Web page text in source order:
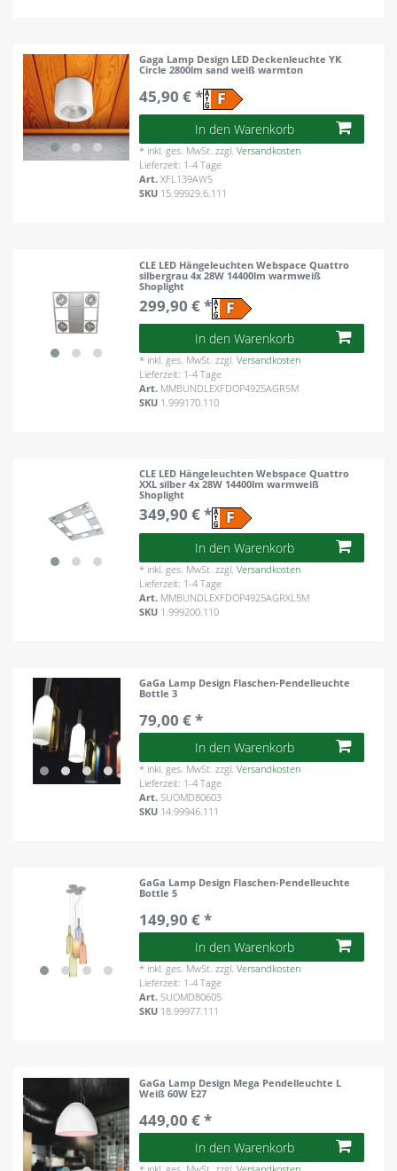
Gaga Lamp Design LED Deckenleuchte YK
Circle 2800lm sand weiß warmton
45,90 € *
In den Warenkorb
* inkl. ges. MwSt. zzgl.Versandkosten
Lieferzeit: 1-4 Tage
Art.XFL139AWS
SKU 15.99929.6.111
CLE LED Hängeleuchten Webspace Quattro
silbergrau 4x 28W 14400lm warmweiß
Shoplight
299,90 € *
In den Warenkorb
* inkl. ges. MwSt. zzgl.Versandkosten
Lieferzeit: 1-4 Tage
Art. MMBUNDLEXFDOP4925AGR5M
SKU 1.999170.110
CLE LED Hängeleuchten Webspace Quattro
XXL silber 4x 28W 14400lm warmweiß
Shoplight
349,90 € *
In den Warenkorb
* inkl. ges. MwSt. zzgl.Versandkosten
Lieferzeit: 1-4 Tage
Art. MMBUNDLEXFDOP4925AGRXL5M
SKU 1.999200.110
GaGa Lamp Design Flaschen-Pendelleuchte
Bottle 3
79,00 € *
In den Warenkorb
* inkl. ges. MwSt. zzgl.Versandkosten
Lieferzeit: 1-4 Tage
Art.SUOMD80603
SKU 14.99946.111
GaGa Lamp Design Flaschen-Pendelleuchte
Bottle 5
149,90 € *
In den Warenkorb
* inkl. ges. MwSt. zzgl.Versandkosten
Lieferzeit: 1-4 Tage
Art.SUOMD80605
SKU 18.99977.111
GaGa Lamp Design Mega Pendelleuchte L
Weiß 60W E27
449,00 € *
In den Warenkorb